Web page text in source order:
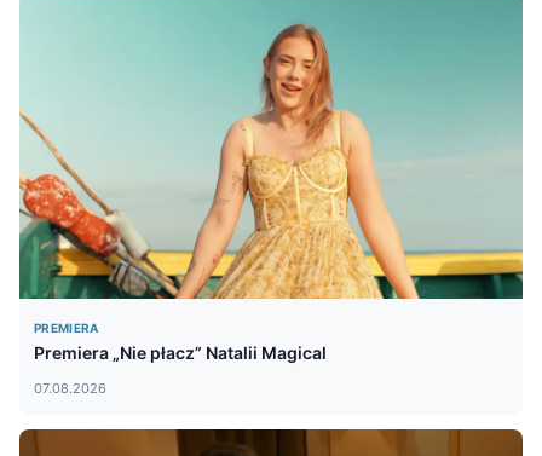
PREMIERA
Premiera „Nie płacz” Natalii Magical
07.08.2026